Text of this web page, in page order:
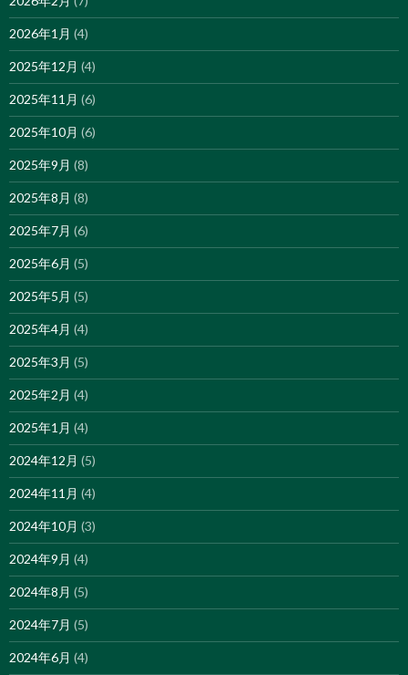
2026年1月 (4)
2025年12月 (4)
2025年11月 (6)
2025年10月 (6)
2025年9月 (8)
2025年8月 (8)
2025年7月 (6)
2025年6月 (5)
2025年5月 (5)
2025年4月 (4)
2025年3月 (5)
2025年2月 (4)
2025年1月 (4)
2024年12月 (5)
2024年11月 (4)
2024年10月 (3)
2024年9月 (4)
2024年8月 (5)
2024年7月 (5)
2024年6月 (4)